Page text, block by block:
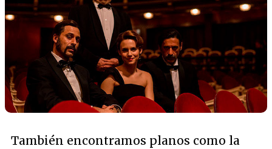
También encontramos planos como la